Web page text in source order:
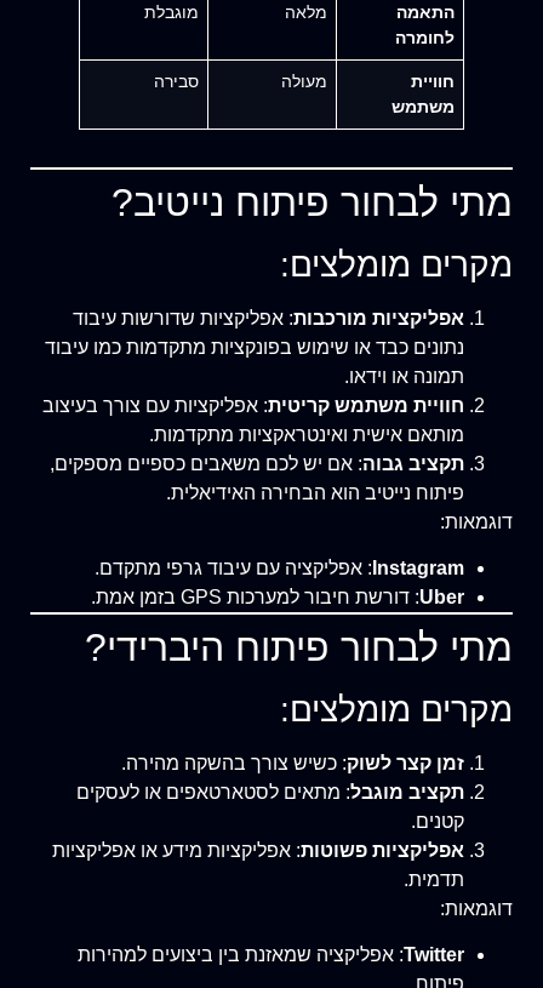
התאמה
לחומרה
מלאה מוגבלת
חוויית
משתמש
מעולה סבירה
מתי לבחור פיתוח נייטיב?
מקרים מומלצים:
אפליקציות מורכבות: אפליקציות שדורשות עיבוד
נתונים כבד או שימוש בפונקציות מתקדמות כמו עיבוד
תמונה או וידאו.
חוויית משתמש קריטית: אפליקציות עם צורך בעיצוב
מותאם אישית ואינטראקציות מתקדמות.
תקציב גבוה: אם יש לכם משאבים כספיים מספקים,
פיתוח נייטיב הוא הבחירה האידיאלית.
דוגמאות:
Instagram : אפליקציה עם עיבוד גרפי מתקדם.
Uber: דורשת חיבור למערכות GPS בזמן אמת.
מתי לבחור פיתוח היברידי?
מקרים מומלצים:
זמן קצר לשוק: כשיש צורך בהשקה מהירה.
תקציב מוגבל: מתאים לסטארטאפים או לעסקים
קטנים.
אפליקציות פשוטות: אפליקציות מידע או אפליקציות
תדמית.
דוגמאות:
Twitter: אפליקציה שמאזנת בין ביצועים למהירות